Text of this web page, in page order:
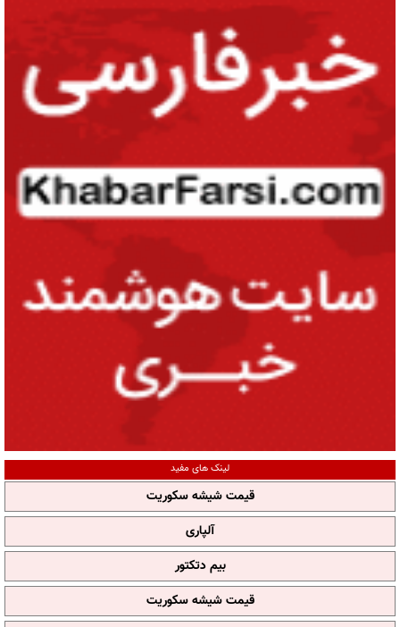
لینک های مفید
قیمت شیشه سکوریت
آلپاری
بیم دتکتور
قیمت شیشه سکوریت